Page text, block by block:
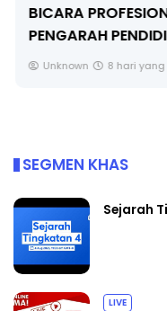
BICARA
PENGARAH
Unknown 8 hari yang
SEGMEN KHAS
Sejarah
LIVE